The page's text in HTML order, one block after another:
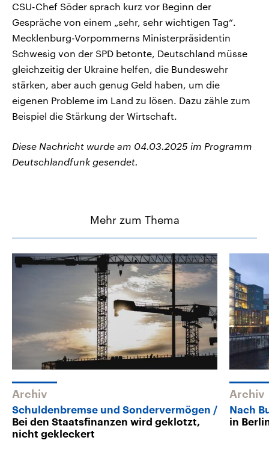
CSU-Chef Söder sprach kurz vor Beginn der
Gespräche von einem „sehr, sehr wichtigen Tag“.
Mecklenburg-Vorpommerns Ministerpräsidentin
Schwesig von der SPD betonte, Deutschland müsse
gleichzeitig der Ukraine helfen, die Bundeswehr
stärken, aber auch genug Geld haben, um die
eigenen Probleme im Land zu lösen. Dazu zähle zum
Beispiel die Stärkung der Wirtschaft.
Diese Nachricht wurde am 04.03.2025 im Programm
Deutschlandfunk gesendet.
Mehr zum Thema
Archiv
Schuldenbremse und Sondervermögen
Bei den Staatsfinanzen wird geklotzt,
nicht gekleckert
Archiv
Nach
in